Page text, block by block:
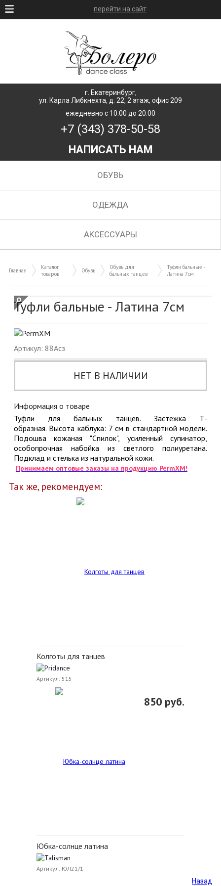
перейти на сайт
г. Екатеринбург,
ул. Карла Либкнехта, д. 22, 2 этаж, офис 209
ежедневно с 10:00 до 20:00
+7 (343) 378-50-58
НАПИСАТЬ НАМ
ОБУВЬ
ОДЕЖДА
АКСЕССУАРЫ
Главная
Каталог
товаров
Обувь
Обувь для
бальных танцев
Туфли бальные -
Латина 7см
Туфли бальные - Латина 7см
Артикул: 88Асз
НЕТ В НАЛИЧИИ
Информация о товаре
Туфли для бальных танцев. Застежка Т-
образная. Высота каблука: 7 см в стандартной модели.
Подошва кожаная "Спилок", усиленный супинатор,
особопрочная набойка из светлого полиуретана.
Подклад и стелька из натуральной кожи.
Принимаем оптовые заказы на продукцию PermXM!
Так же, рекомендуем:
Колготы для танцев
Артикул: 515
850 руб.
Юбка-солнце латина
Артикул: ЮЛ21/1
Назад